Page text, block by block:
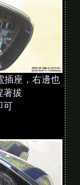
插座，右邊也
著拔
可